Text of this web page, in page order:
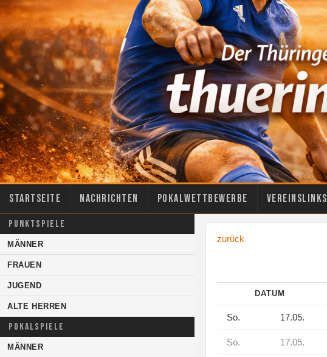
Startseite Nachrichten Pokalwettbewerbe Vereinslinks
PUNKTSPIELE
MÄNNER
FRAUEN
JUGEND
ALTE HERREN
POKALSPIELE
MÄNNER
zurück
DATUM
So. 17.05.
So. 17.05.